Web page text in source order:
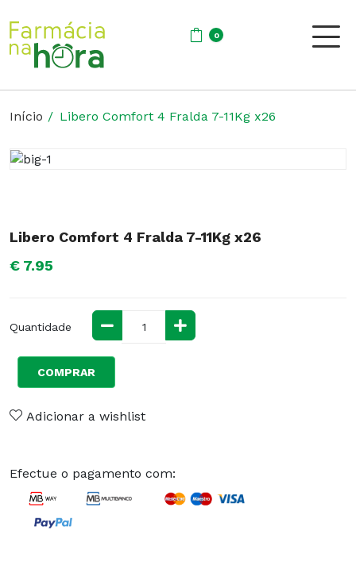
0
Início Libero Comfort 4 Fralda 7-11Kg x26
Libero Comfort 4 Fralda 7-11Kg x26
€ 7.95
Quantidade
COMPRAR
Adicionar a wishlist
Efectue o pagamento com: